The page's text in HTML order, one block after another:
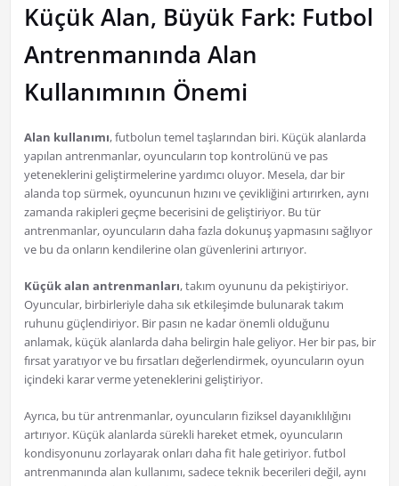
Küçük Alan, Büyük Fark: Futbol
Antrenmanında Alan
Kullanımının Önemi
Alan kullanımı, futbolun temel taşlarından biri. Küçük alanlarda
yapılan antrenmanlar, oyuncuların top kontrolünü ve pas
yeteneklerini geliştirmelerine yardımcı oluyor. Mesela, dar bir
alanda top sürmek, oyuncunun hızını ve çevikliğini artırırken, aynı
zamanda rakipleri geçme becerisini de geliştiriyor. Bu tür
antrenmanlar, oyuncuların daha fazla dokunuş yapmasını sağlıyor
ve bu da onların kendilerine olan güvenlerini artırıyor.
Küçük alan antrenmanları, takım oyununu da pekiştiriyor.
Oyuncular, birbirleriyle daha sık etkileşimde bulunarak takım
ruhunu güçlendiriyor. Bir pasın ne kadar önemli olduğunu
anlamak, küçük alanlarda daha belirgin hale geliyor. Her bir pas, bir
fırsat yaratıyor ve bu fırsatları değerlendirmek, oyuncuların oyun
içindeki karar verme yeteneklerini geliştiriyor.
Ayrıca, bu tür antrenmanlar, oyuncuların fiziksel dayanıklılığını
artırıyor. Küçük alanlarda sürekli hareket etmek, oyuncuların
kondisyonunu zorlayarak onları daha fit hale getiriyor. futbol
antrenmanında alan kullanımı, sadece teknik becerileri değil, aynı